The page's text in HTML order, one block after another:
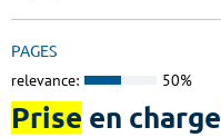
PAGES
relevance: 50%
Prise en charge